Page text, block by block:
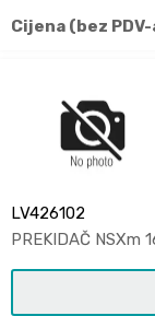
Cijena (bez PDV-
LV426102
PREKIDAČ NSXm